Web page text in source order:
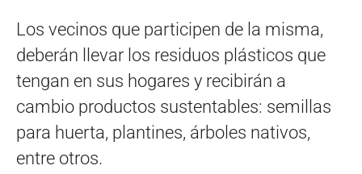
Los vecinos que participen de la misma,
deberán llevar los residuos plásticos que
tengan en sus hogares y recibirán a
cambio productos sustentables: semillas
para huerta, plantines, árboles nativos,
entre otros.